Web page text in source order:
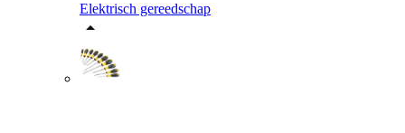
Elektrisch gereedschap